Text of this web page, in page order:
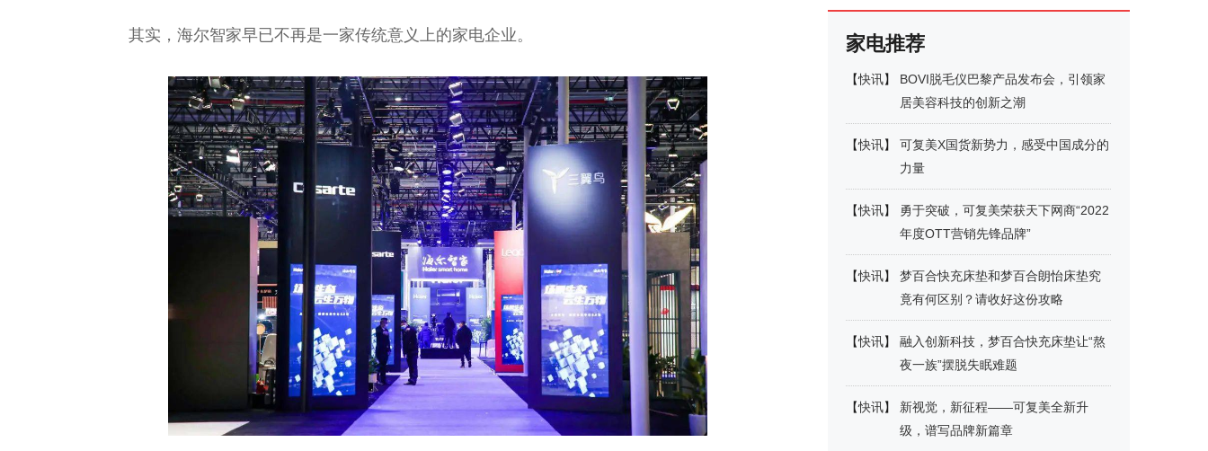
其实，海尔智家早已不再是一家传统意义上的家电企业。 家电推荐
【快讯】
BOVI脱毛仪巴黎产品发布会，引领家
居美容科技的创新之潮
【快讯】
可复美X国货新势力，感受中国成分的
力量
【快讯】
勇于突破，可复美荣获天下网商“2022
年度OTT营销先锋品牌”
【快讯】
梦百合快充床垫和梦百合朗怡床垫究
竟有何区别？请收好这份攻略
【快讯】
融入创新科技，梦百合快充床垫让“熬
夜一族”摆脱失眠难题
【快讯】
新视觉，新征程——可复美全新升
级，谱写品牌新篇章